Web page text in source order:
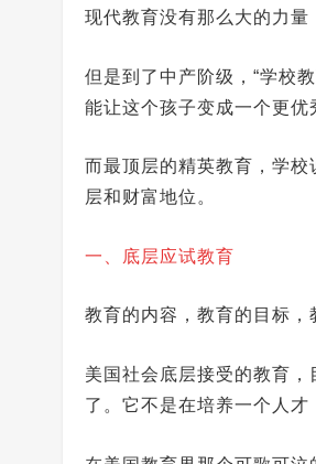
现代教育没有那么大的力量
但是到了中产阶级，“学校
能让这个孩子变成一个更优
而最顶层的精英教育，学
层和财富地位。
一、底层应试教育
教育的内容，教育的目标，
美国社会底层接受的教育
了。它不是在培养一个人才